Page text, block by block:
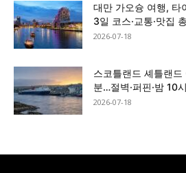
대만 가오슝 여행,
3일 코스·교통·맛집
2026-07-18
스코틀랜드 셰틀랜
분…절벽·퍼핀·밤 10
2026-07-18